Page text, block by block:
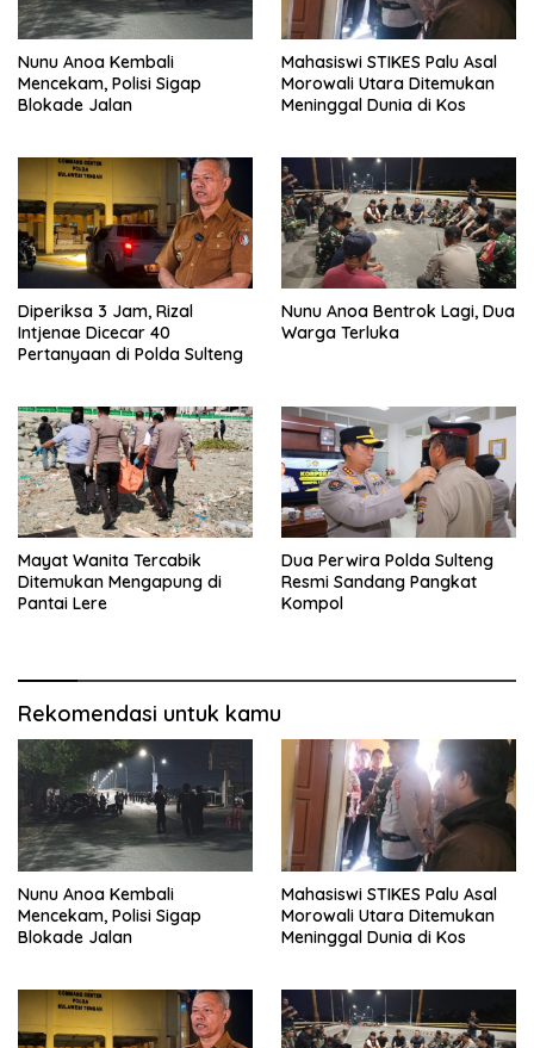
Nunu Anoa Kembali
Mencekam, Polisi Sigap
Blokade Jalan
Mahasiswi STIKES Palu Asal
Morowali Utara Ditemukan
Meninggal Dunia di Kos
Diperiksa 3 Jam, Rizal
Intjenae Dicecar 40
Pertanyaan di Polda Sulteng
Nunu Anoa Bentrok Lagi, Dua
Warga Terluka
Mayat Wanita Tercabik
Ditemukan Mengapung di
Pantai Lere
Dua Perwira Polda Sulteng
Resmi Sandang Pangkat
Kompol
Rekomendasi untuk kamu
Nunu Anoa Kembali
Mencekam, Polisi Sigap
Blokade Jalan
Mahasiswi STIKES Palu Asal
Morowali Utara Ditemukan
Meninggal Dunia di Kos